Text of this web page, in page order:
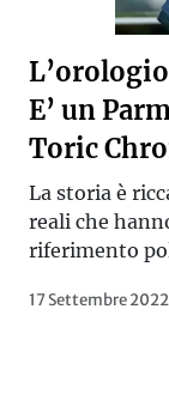
E’ un
Toric
La storia è
reali che
riferimento
17 Settembre 2022